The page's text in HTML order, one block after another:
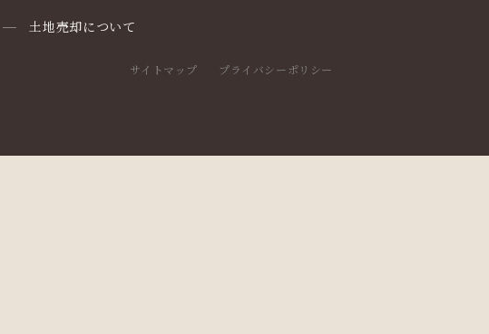
土地売却について
サイトマップ プライバシーポリシー